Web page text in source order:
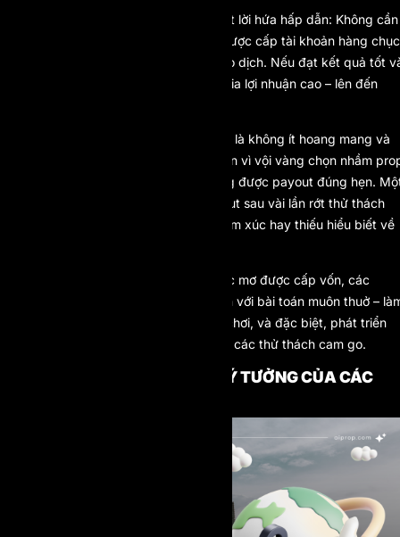
Ở bề nổi, mô hình này mang đến một lời hứa hấp dẫn: Không cần
bỏ vốn cá nhân, trader vẫn có thể được cấp tài khoản hàng
thậm chí hàng trăm nghìn đô để giao dịch. Nếu đạt kết quả tốt
tuân thủ các quy tắc, họ sẽ được chia lợi nhuận cao – lên đến
Tuy nhiên, dưới làn sóng bùng nổ ấy là không ít hoang mang và
thất vọng. Không ít người đã mất tiền vì vội vàng chọn nhầm
firm thiếu uy tín, bị scam hoặc không được payout đúng hẹn.
số khác thì rơi vào trạng thái burn-out sau vài lần rớt thử thách
liên tiếp vì không kiểm soát được cảm xúc hay thiếu hiểu biết về
Thực tế này cho thấy: bên cạnh giấc mơ được cấp vốn, các
trader tại Việt Nam vẫn đang vật lộn với bài toán muôn thuở –
sao chọn đúng firm, hiểu đúng luật chơi, và đặc biệt, phát triển
đúng kỹ năng cần thiết để vượt qua các thử thách cam go.
ĐÔNG NAM Á – ĐIỂM ĐẾN LÝ TƯỞNG CỦA CÁC